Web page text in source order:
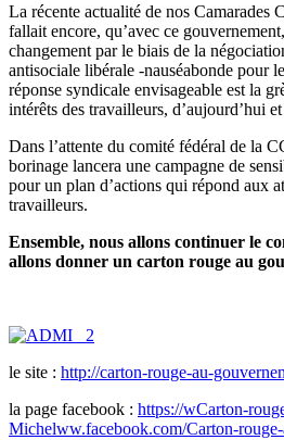
La récente actualité de nos Camarades
fallait encore, qu’avec ce
changement par le biais de la
antisociale libérale -nauséabonde pour
réponse syndicale envisageable est la
intérêts des travailleurs, d’aujourd’hui
Dans l’attente du comité fédéral de la
borinage lancera une campagne de
pour un plan d’actions qui répond aux
travailleurs.
Ensemble, nous allons continuer le
allons donner un carton rouge au
le site : http://carton-rouge-au-
la page facebook : https://wCarton-
Michelww.facebook.com/Carton-